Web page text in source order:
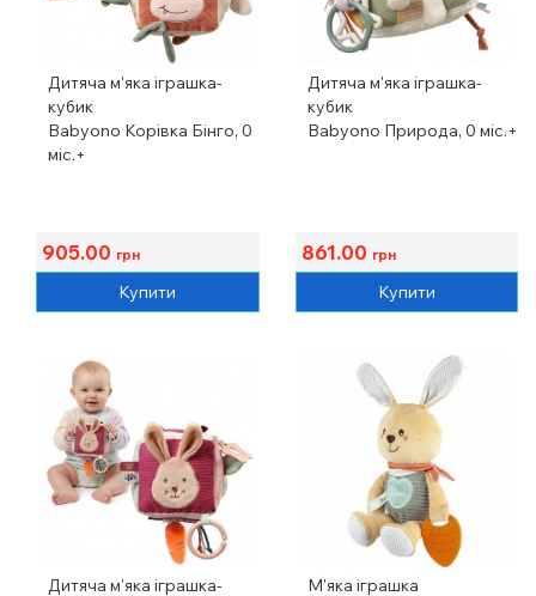
Дитяча м'яка іграшка-
кубик
Babyono Корівка Бінго, 0
міс.+
905.00 грн
Купити
Дитяча м'яка іграшка-
кубик
Babyono Природа, 0 міс.+
861.00 грн
Купити
Дитяча м'яка іграшка- М'яка іграшка